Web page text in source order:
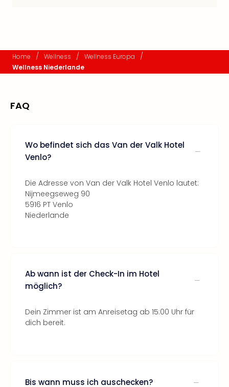
Home / Wellness / Wellness Europa /
Wellness Niederlande
FAQ
Wo befindet sich das Van der Valk Hotel
Venlo?
Die Adresse von Van der Valk Hotel Venlo lautet:
Nijmeegseweg 90
5916 PT Venlo
Niederlande
Ab wann ist der Check-In im Hotel
möglich?
Dein Zimmer ist am Anreisetag ab 15:00 Uhr für
dich bereit.
Bis wann muss ich auschecken?